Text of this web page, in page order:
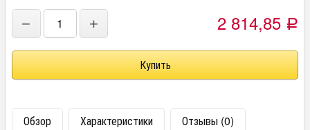
− + 2 814,85 Р
Обзор Характеристики Отзывы (0)